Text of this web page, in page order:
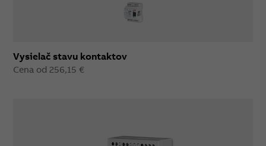
Vysielač stavu kontaktov
Cena od 256,15 €